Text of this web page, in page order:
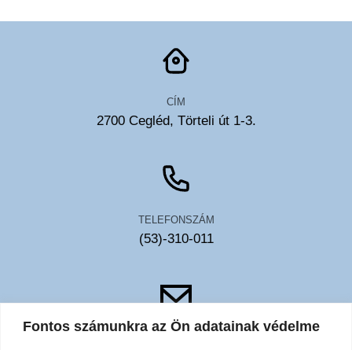
Fontos számunkra az Ön adatainak védelme
CÍM
2700 Cegléd, Törteli út 1-3.
TELEFONSZÁM
(53)-310-011